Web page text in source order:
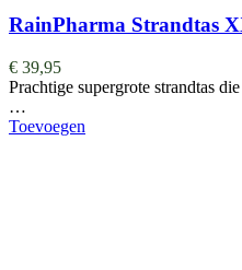
RainPharma Strandtas
€ 39,95
Prachtige supergrote strandtas
…
Toevoegen